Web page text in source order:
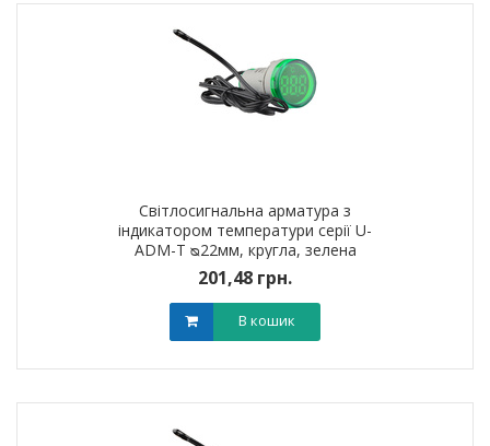
Світлосигнальна арматура з
індикатором температури серії U-
ADM-T ᴓ22мм, кругла, зелена
201,48 грн.
В кошик